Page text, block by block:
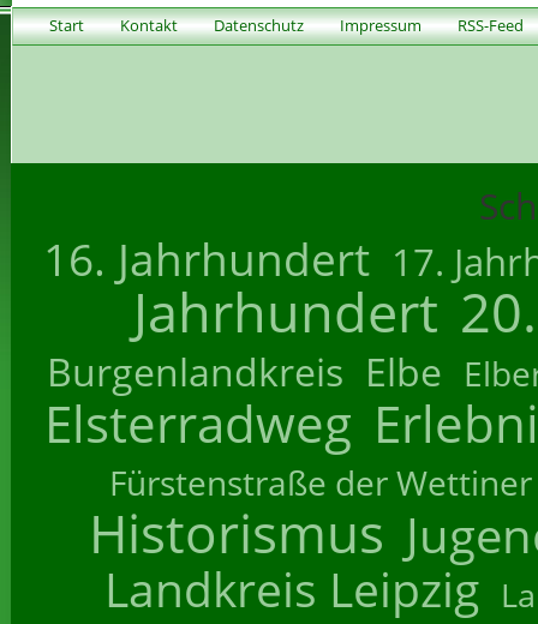
Start Kontakt Datenschutz Impressum RSS-Feed
16. Jahrhundert 17.
Jahrhundert
Burgenlandkreis Elbe
Elsterradweg
Fürstenstraße der Wettiner
Historismus
Landkreis Leipzig